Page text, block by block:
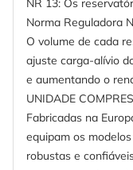
NR 13: Os
Norma Reguladora
O volume de cada
ajuste carga-alívio
e aumentando o
UNIDADE
Fabricadas na
equipam os
robustas e